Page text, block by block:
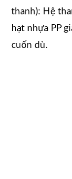
thanh): Hệ
hạt nhựa PP
cuốn dù.